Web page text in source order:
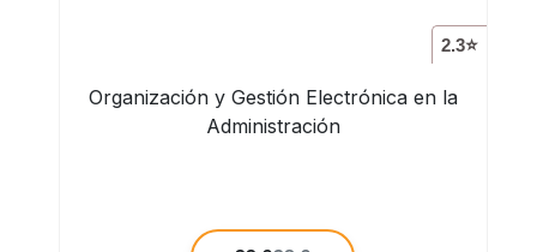
2.3⭐
Organización y Gestión Electrónica en la
Administración